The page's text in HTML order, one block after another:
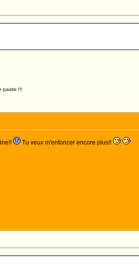
pastis !!!
Tu veux m'enfoncer encore plus!!